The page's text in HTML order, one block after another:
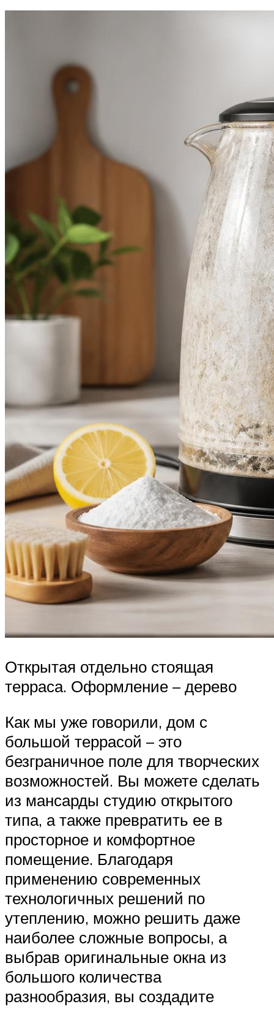
Открытая отдельно стоящая
терраса. Оформление – дерево
Как мы уже говорили, дом с
большой террасой – это
безграничное поле для творческих
возможностей. Вы можете сделать
из мансарды студию открытого
типа, а также превратить ее в
просторное и комфортное
помещение. Благодаря
применению современных
технологичных решений по
утеплению, можно решить даже
наиболее сложные вопросы, а
выбрав оригинальные окна из
большого количества
разнообразия, вы создадите